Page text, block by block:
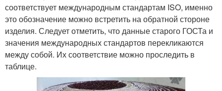
соответствует международным стандартам ISO, именно
это обозначение можно встретить на обратной стороне
изделия. Следует отметить, что данные старого ГОСТа и
значения международных стандартов перекликаются
между собой. Их соответствие можно проследить в
таблице.